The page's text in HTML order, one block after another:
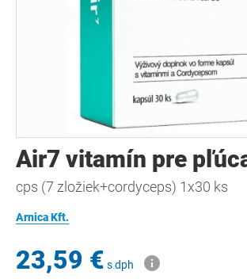
Air7 vitamín pre
cps (7 zložiek+cordyceps) 1x30 ks
Arnica Kft.
23,59 € s dph